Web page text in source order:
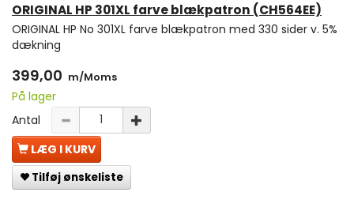
ORIGINAL HP 301XL farve blækpatron (CH564EE)
ORIGINAL HP No 301XL farve blækpatron med 330 sider v. 5%
dækning
399,00 m/Moms
På lager
Antal
LÆG I KURV
Tilføj ønskeliste